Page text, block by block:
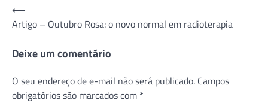
Navegação
de
Post
⟵
Artigo – Outubro Rosa: o novo normal em radioterapia
Deixe um comentário
O seu endereço de e-mail não será publicado. Campos
obrigatórios são marcados com *